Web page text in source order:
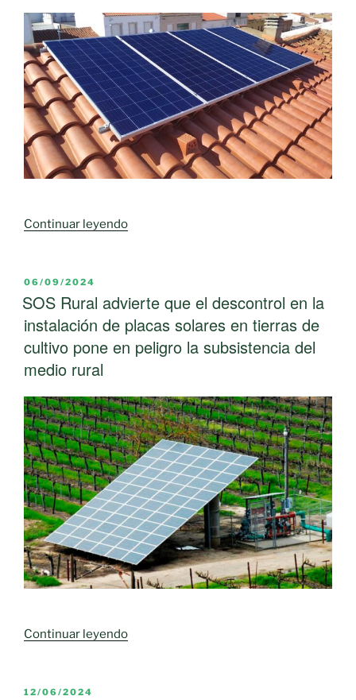
las
que
aún
están
por
aprobar
que
han
llevado
al
de
rural»
Continuar leyendo«El
de
Cva
la
del
50%
del
impuesto
del
ICIO
para
beneficiar
y
animar
a
a
PUBLICADO
EL
06/09/2024
SOS Rural advierte que el descontrol en la
instalación de placas solares en tierras de
cultivo pone en peligro la subsistencia del
medio rural
Continuar leyendo«SOS
PUBLICADO
12/06/2024